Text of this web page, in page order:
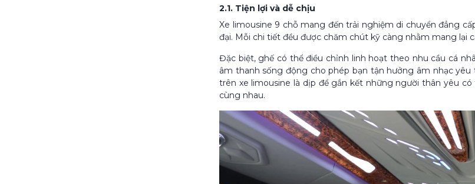
2.1. Tiện lợi và dễ chịu
Xe limousine 9 chỗ mang đến trải nghiệm di chuyển đẳng
đại. Mỗi chi tiết đều được chăm chút kỹ càng nhằm mang
Đặc biệt, ghế có thể điều chỉnh linh hoạt theo nhu cầu cá
âm thanh sống động cho phép bạn tận hưởng âm nhạc
trên xe limousine là dịp để gắn kết những người thân yêu
cùng nhau.